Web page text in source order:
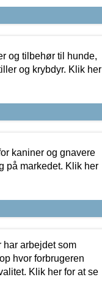
og tilbehør til hunde,
og krybdyr. Klik her
kaniner og gnavere
på markedet. Klik her
har arbejdet som
hvor forbrugeren
Klik her for at se